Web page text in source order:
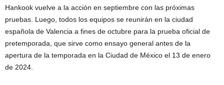
Hankook vuelve a la acción en septiembre con las próximas
pruebas. Luego, todos los equipos se reunirán en la ciudad
española de Valencia a fines de octubre para la prueba oficial de
pretemporada, que sirve como ensayo general antes de la
apertura de la temporada en la Ciudad de México el 13 de enero
de 2024.